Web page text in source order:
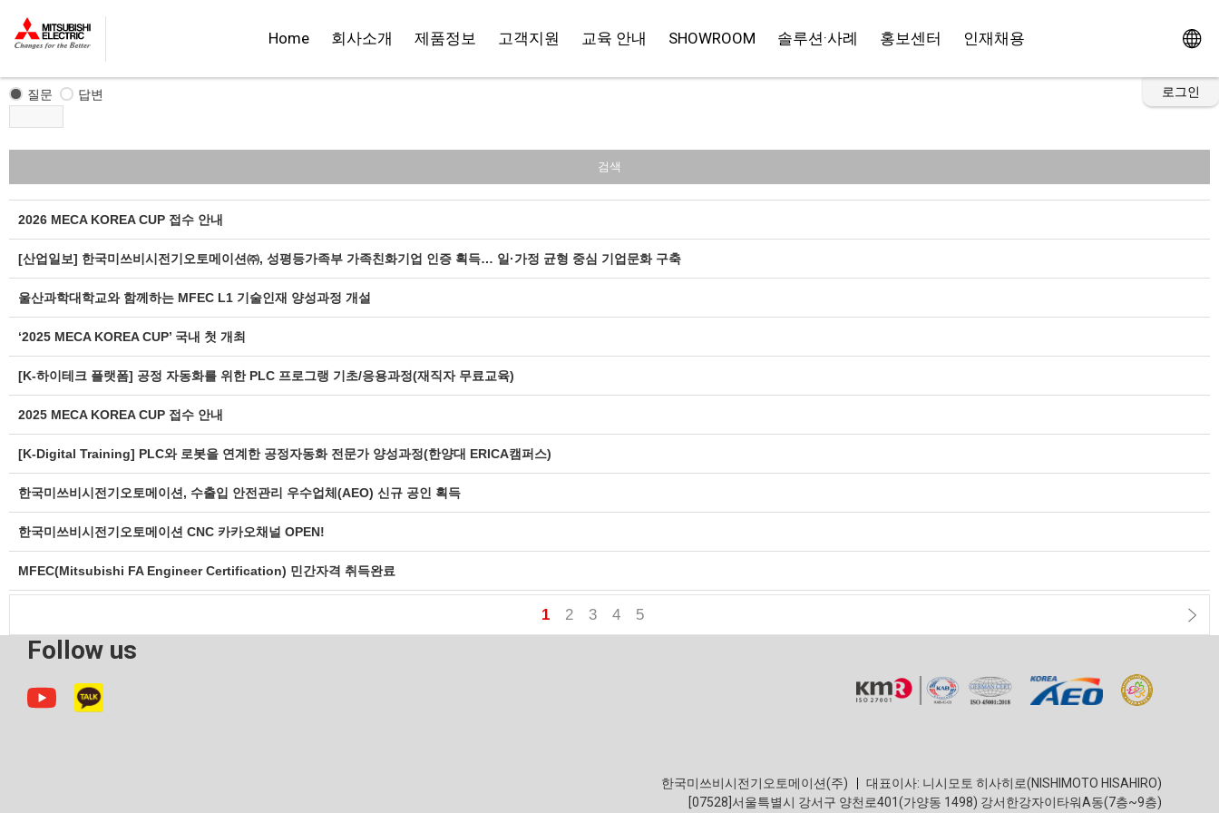
Home 회사소개 제품정보 고객지원 교육 안내 SHOWROOM 솔루션·사례 홍보센터 인재채용
로그인
홍보센터
질문 답변
검색
2026 MECA KOREA CUP 접수 안내
[산업일보] 한국미쓰비시전기오토메이션㈜, 성평등가족부 가족친화기업 인증 획득… 일·가정 균형 중심 기업문화 구축
울산과학대학교와 함께하는 MFEC L1 기술인재 양성과정 개설
‘2025 MECA KOREA CUP’ 국내 첫 개최
[K-하이테크 플랫폼] 공정 자동화를 위한 PLC 프로그랭 기초/응용과정(재직자 무료교육)
2025 MECA KOREA CUP 접수 안내
[K-Digital Training] PLC와 로봇을 연계한 공정자동화 전문가 양성과정(한양대 ERICA캠퍼스)
한국미쓰비시전기오토메이션, 수출입 안전관리 우수업체(AEO) 신규 공인 획득
한국미쓰비시전기오토메이션 CNC 카카오채널 OPEN!
MFEC(Mitsubishi FA Engineer Certification) 민간자격 취득완료
1 2 3 4 5
Follow us
한국미쓰비시전기오토메이션(주)
대표이사: 니시모토 히사히로(NISHIMOTO HISAHIRO)
[07528]서울특별시 강서구 양천로401(가양동 1498) 강서한강자이타워A동(7층~9층)